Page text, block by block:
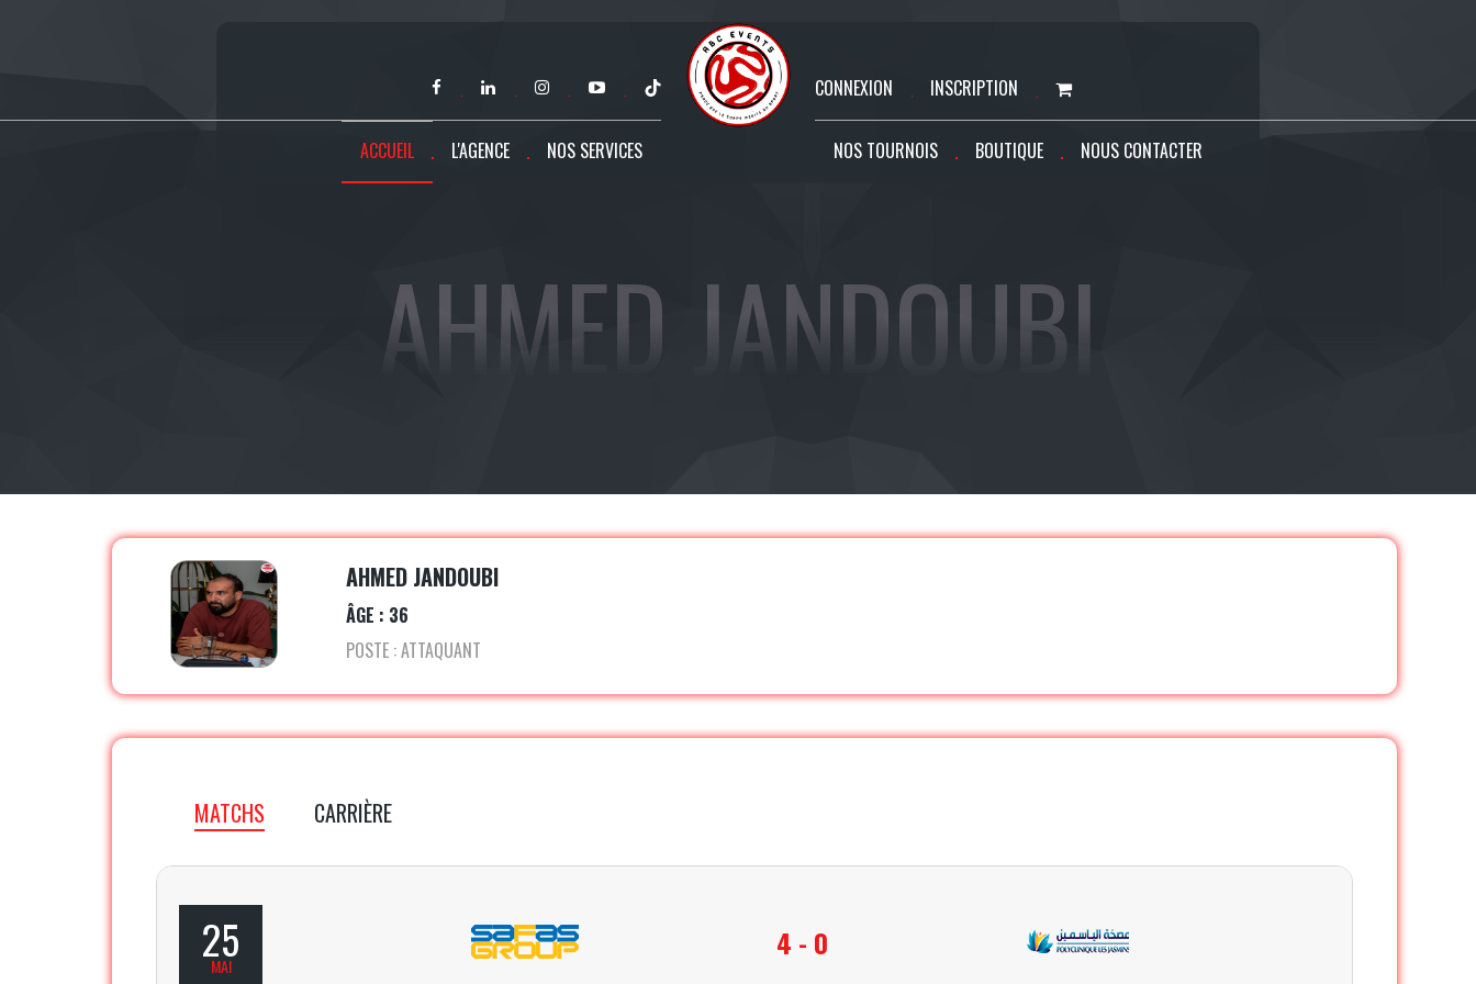
CONNEXION INSCRIPTION
ACCUEIL L'AGENCE NOS SERVICES NOS TOURNOIS BOUTIQUE NOUS CONTACTER
AHMED JANDOUBI
AHMED JANDOUBI
ÂGE : 36
POSTE : ATTAQUANT
MATCHS CARRIÈRE
25
MAI
4 - 0